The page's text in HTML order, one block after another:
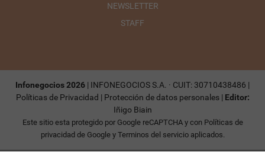
NEWSLETTER
STAFF
Infonegocios 2026 | INFONEGOCIOS S.A. · CUIT: 30710438486 |
Políticas de Privacidad | Protección de datos personales| Editor:
Iñigo Biain
Este sitio esta protegido por Google reCAPTCHA y con Políticas de
privacidad de Googley Terminos del servicioaplicados.